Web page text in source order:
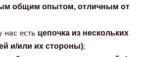
общим опытом, отличным от
нас есть цепочка из нескольких
и/или их стороны);